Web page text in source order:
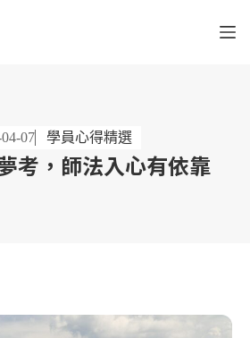
07 學員心得精選
考，師法入心有依靠